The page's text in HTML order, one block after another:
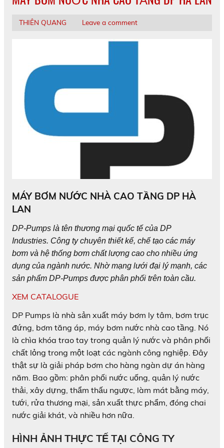
THIÊN QUANG Leave a comment
MÁY BƠM NƯỚC NHÀ CAO TẦNG DP HÀ
LAN
DP-Pumps là tên thương mại quốc tế của DP
Industries. Công ty chuyên thiết kế, chế tạo các máy
bơm và hệ thống bơm chất lượng cao cho nhiều ứng
dụng của ngành nước. Nhờ mạng lưới đại lý mạnh, các
sản phẩm DP-Pumps được phân phối trên toàn cầu.
XEM CATALOGUE
DP Pumps là nhà sản xuất máy bơm ly tâm, bơm trục
đứng, bơm tăng áp, máy bơm nước nhà cao tầng. Nó
là chìa khóa trao tay trong quản lý nước và phân phối
chất lỏng trong một loạt các ngành công nghiệp. Đây
thật sự là giải pháp bơm cho hàng ngàn dự án hàng
năm. Bao gồm: phân phối nước uống, quản lý nước
thải, xây dựng, thẩm thấu ngược, làm mát bằng máy,
tưới, rửa thương mại, sản xuất thực phẩm, đóng chai
nước giải khát, và nhiều hơn nữa.
HÌNH ẢNH THỰC TẾ TẠI CÔNG TY